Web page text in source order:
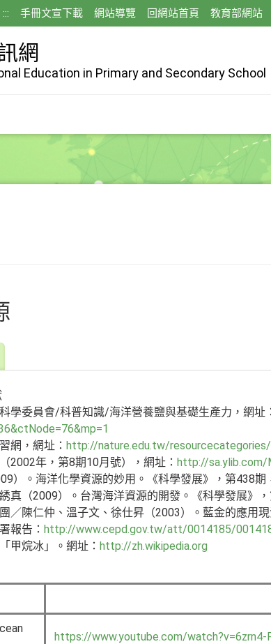
::: 手冊文宣下載 網站導覽 回網站首頁 教育部網站
網
Education in Primary and Secondary School
學委員會/科普知識/海洋營養鹽與基礎生產力，網址：
網，網址： http://nature.edu.tw/
2002年，第8期10月號），網址： http://sa.ylib.com/
）。海洋化學資源的妙用。《科學發展》，第438期
真（2009）。台灣海洋資源的開發。《科學發展》
／陳仁仲、溫子文、徐仕昇（2003）。藍金的應用
報告： http://www.cepd.gov.tw/att/0014185/
甲烷冰」。網址： http://zh.wikipedia.org
https://www.youtube.com/watch?v=6zrn4-